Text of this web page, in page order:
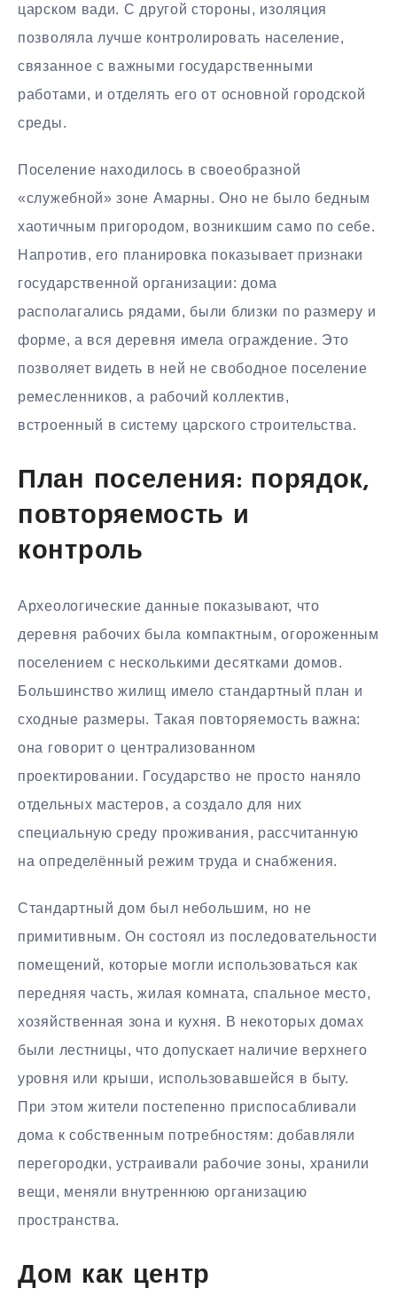
царском вади. С другой стороны, изоляция
позволяла лучше контролировать население,
связанное с важными государственными
работами, и отделять его от основной городской
среды.
Поселение находилось в своеобразной
«служебной» зоне Амарны. Оно не было бедным
хаотичным пригородом, возникшим само по себе.
Напротив, его планировка показывает признаки
государственной организации: дома
располагались рядами, были близки по размеру и
форме, а вся деревня имела ограждение. Это
позволяет видеть в ней не свободное поселение
ремесленников, а рабочий коллектив,
встроенный в систему царского строительства.
План поселения: порядок,
повторяемость и
контроль
Археологические данные показывают, что
деревня рабочих была компактным, огороженным
поселением с несколькими десятками домов.
Большинство жилищ имело стандартный план и
сходные размеры. Такая повторяемость важна:
она говорит о централизованном
проектировании. Государство не просто наняло
отдельных мастеров, а создало для них
специальную среду проживания, рассчитанную
на определённый режим труда и снабжения.
Стандартный дом был небольшим, но не
примитивным. Он состоял из последовательности
помещений, которые могли использоваться как
передняя часть, жилая комната, спальное место,
хозяйственная зона и кухня. В некоторых домах
были лестницы, что допускает наличие верхнего
уровня или крыши, использовавшейся в быту.
При этом жители постепенно приспосабливали
дома к собственным потребностям: добавляли
перегородки, устраивали рабочие зоны, хранили
вещи, меняли внутреннюю организацию
пространства.
Дом как центр